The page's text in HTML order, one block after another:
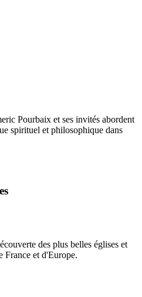
Pourbaix et ses invités abordent
spirituel et philosophique dans
des plus belles églises et
France et d'Europe.